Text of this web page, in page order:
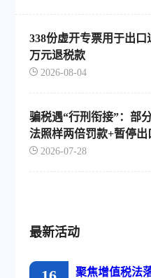
338份虚开专票用于出
万元退税款
2026-08-04
骗税遇“行刑衔接”：部
法照样两倍罚款+暂停出
2026-07-28
最新活动
聚焦增值税法